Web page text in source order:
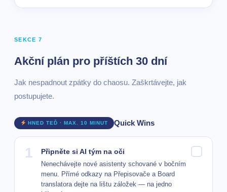
SEKCE 7
Akční plán pro příštích 30 dní
Jak nespadnout zpátky do chaosu. Zaškrtávejte, jak
postupujete.
HNED TEĎ · MAX. 10 MINUT Quick Wins
1 Připněte si AI tým na oči
Nenechávejte nové asistenty schované v bočním
menu. Přímé odkazy na Přepisovače a Board
translatora dejte na lištu záložek — na jedno